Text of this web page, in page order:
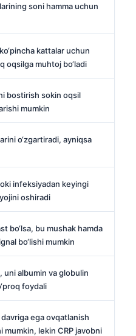
soni hamma uchun
kattalar uchun
oqsilga muhtoj bo‘ladi
bostirish sokin oqsil
mumkin
o‘zgartiradi, ayniqsa
infeksiyadan keyingi
oshiradi
bo‘lsa, bu mushak hamda
bo‘lishi mumkin
uni albumin va globulin
foydali
ega ovqatlanish
mumkin, lekin CRP javobni